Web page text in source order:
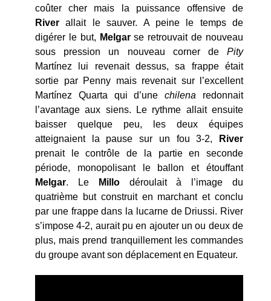
coûter cher mais la puissance offensive de
River allait le sauver. A peine le temps de
digérer le but, Melgarse retrouvait de nouveau
sous pression un nouveau corner de Pity
Martínez lui revenait dessus, sa frappe était
sortie par Penny mais revenait sur l’excellent
Martínez Quarta qui d’unechilena redonnait
l’avantage aux siens. Le rythme allait ensuite
baisser quelque peu, les deux équipes
atteignaient la pause sur un fou 3-2,
River
prenait le contrôle de la partie en seconde
période, monopolisant le ballon et étouffant
Melgar. Le Millodéroulait à l’image du
quatrième but construit en marchant et conclu
par une frappe dans la lucarne de Driussi. River
s’impose 4-2, aurait pu en ajouter un ou deux de
plus, mais prend tranquillement les commandes
du groupe avant son déplacement en Equateur.